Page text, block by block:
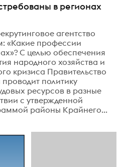
в регионах
агентство
«Какие профессии
С целью обеспечения
народного хозяйства и
кризиса Правительство
политику
ресурсов в разные
с утвержденной
районы Крайнего...